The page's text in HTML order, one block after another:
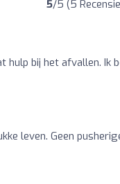
5/5 (5
bij het afvallen. Ik
leven. Geen